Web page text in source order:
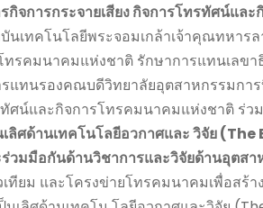
การกระจายเสียง กิจการโทรทัศน์แล
ทคโนโลยีพระจอมเกล้าเจ้าคุณทหาร
รคมนาคมแห่งชาติ รักษาการแทนเลข
ทนรองคณบดีวิทยาลัยอุตสาหกรรมกา
ศน์และกิจการโทรคมนาคมแห่งชาติ ร่ว
เลิศด้านเทคโนโลยีอวกาศและ วิจัย
ร่วมมือกันด้านวิชาการและวิจัยด้านอุตส
ยม และโครงข่ายโทรคมนาคมเพื่อส